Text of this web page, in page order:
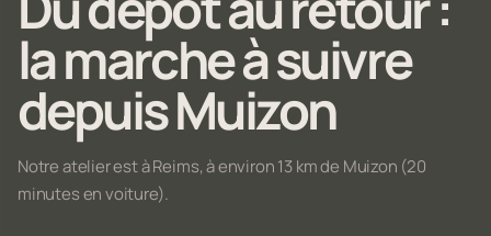
la marche à suivre
depuis Muizon
Notre atelier est à Reims, à environ 13 km de Muizon (20
minutes en voiture).